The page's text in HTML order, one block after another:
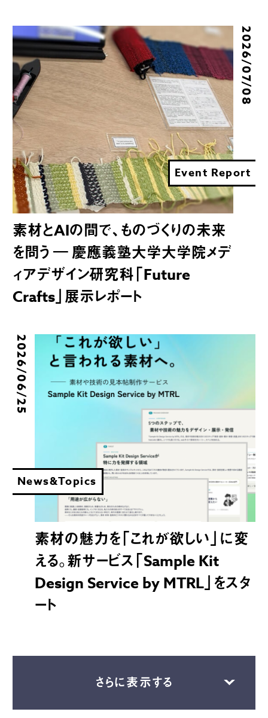
Event Report
2026/07/08
素材とAIの間で、ものづくりの未来
を問う ― 慶應義塾大学大学院メデ
ィアデザイン研究科「Future
Crafts」展示レポート
News&Topics
2026/06/25
素材の魅力を「これが欲しい」に変
える。新サービス「Sample Kit
Design Service by MTRL」をスタ
ート
さらに表示する